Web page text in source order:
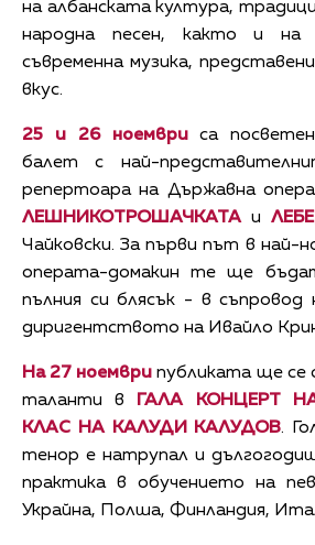
на албанската култура,
народна песен, както и на
съвременна музика,
вкус.
25 и 26 ноемвриса
балет с най-
репертоара на Държавна
ЛЕШНИКОТРОШАЧКАТАи
Чайковски. За първи път в най-
операта-домакин те ще
пълния си блясък - в съпровод
диригентството на Ивайло
На 27 ноемврипубликата ще се
таланти в
ГАЛА КОНЦЕРТ
КЛАС НА КАЛУДИ КАЛУДОВ.
тенор е натрупал и
практика в обучението на
Украйна, Полша, Финландия,